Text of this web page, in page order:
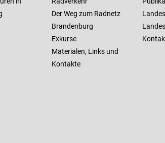
Der Weg zum Radnetz
Brandenburg
Exkurse
Materialen, Links und
Kontakte